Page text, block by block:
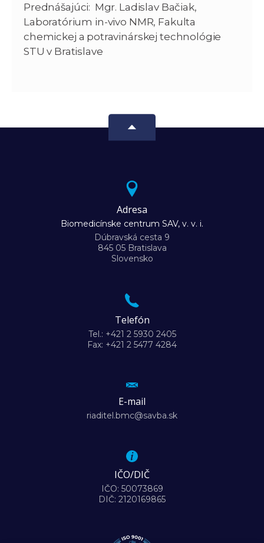
Prednášajúci: Mgr. Ladislav Bačiak,
Laboratórium in-vivo NMR, Fakulta
chemickej a potravinárskej technológie
STU v Bratislave
Adresa
Biomedicínske centrum SAV, v. v. i.
Dúbravská cesta 9
845 05 Bratislava
Slovensko
Telefón
Tel.: +421 2 5930 2405
Fax: +421 2 5477 4284
E-mail
riaditel.bmc@savba.sk
IČO/DIČ
IČO: 50073869
DIČ: 2120169865